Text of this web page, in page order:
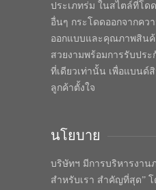
ประเภทร่ม ในสไตล์ที่โด
อื่นๆ กระโดดออกจากควา
ออกแบบและคุณภาพสินค้
สวยงามพร้อมการรับปร
ที่เดียวเท่านั้น เพื่อแบนด์
ลูกค้าตั้งใจ
นโยบาย
บริษัทฯ มีการบริหารงา
สำหรับเรา สำคัญที่สุด”